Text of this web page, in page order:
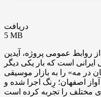
دریافت
5 MB
روابط عمومی پروژه، آیدین
است که بار یکی دیگر
در مه» را به بازار موسیقی
اصفهان؛ رِنگ اجرا شده و